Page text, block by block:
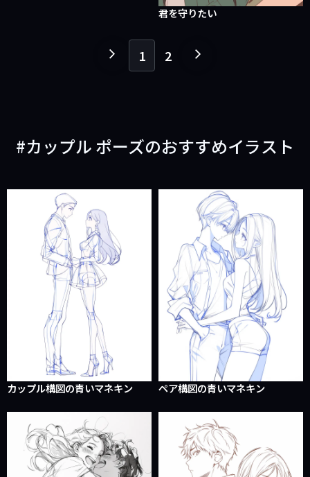
君を守りたい
る
1 2
む
カップル ポーズのおすすめイラスト
カップル構図の青いマネキン ペア構図の青いマネキン